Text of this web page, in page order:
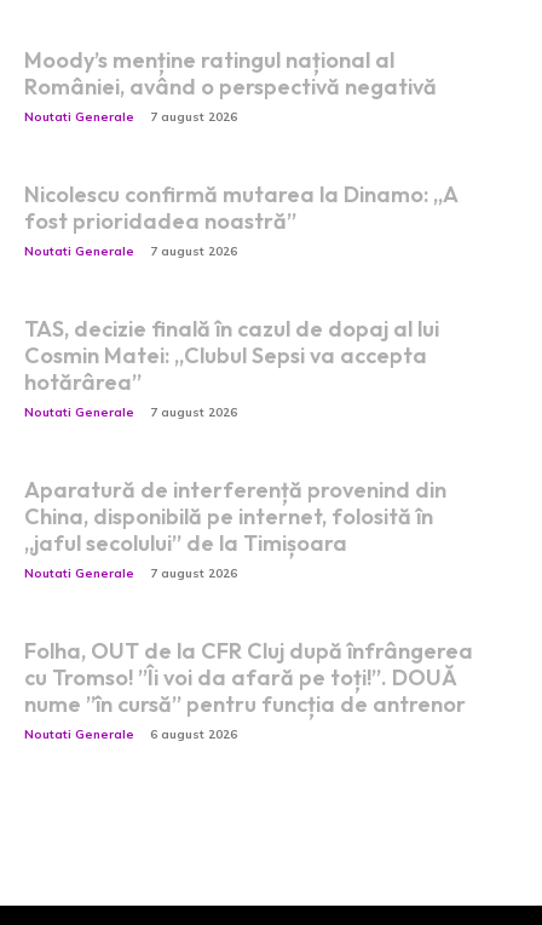
Moody’s menține ratingul național al
României, având o perspectivă negativă
Noutati Generale 7 august 2026
Nicolescu confirmă mutarea la Dinamo: „A
fost prioridadea noastră”
Noutati Generale 7 august 2026
TAS, decizie finală în cazul de dopaj al lui
Cosmin Matei: „Clubul Sepsi va accepta
hotărârea”
Noutati Generale 7 august 2026
Aparatură de interferență provenind din
China, disponibilă pe internet, folosită în
„jaful secolului” de la Timișoara
Noutati Generale 7 august 2026
Folha, OUT de la CFR Cluj după înfrângerea
cu Tromso! ”Îi voi da afară pe toți!”. DOUĂ
nume ”în cursă” pentru funcția de antrenor
Noutati Generale 6 august 2026